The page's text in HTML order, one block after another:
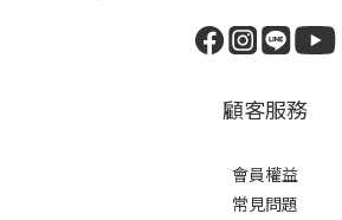
顧客服務
會員權益
常見問題